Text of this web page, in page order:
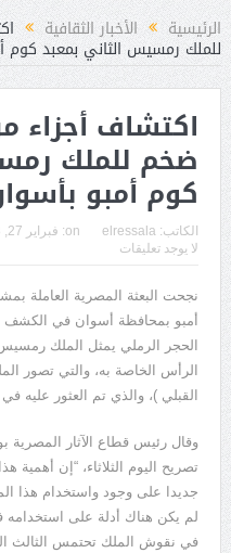
حرائق الغابات
الرئيسية الأخبار الثقافية
للملك رمسيس الثاني بمعبد كوم
اكتشاف أجزاء
ضخم للملك
كوم أمبو
الكاتب: elressala
on: فبراير 27, 2018
لا يوجد تعليقات
نجحت البعثة المصرية العاملة
أمبو بمحافظة أسوان في
الحجر الرملي يمثل الملك رمسيس
الرأس الخاصة به، والتي تصور
القبلي )، والذي تم العثور عليه
وقال رئيس قطاع الآثار المصرية
تصريح اليوم الثلاثاء، “إن
جديدا على وجود واستخدام هذا
لم يكن هناك أدلة على
في نقوش الملك تحتمس الثالث